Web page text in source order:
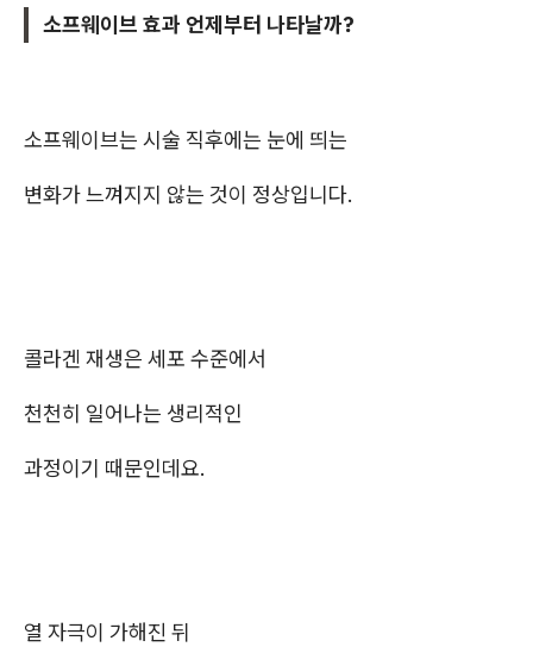
소프웨이브 효과 언제부터 나타날까?
소프웨이브는 시술 직후에는 눈에 띄는
변화가 느껴지지 않는 것이 정상입니다.
콜라겐 재생은 세포 수준에서
천천히 일어나는 생리적인
과정이기 때문인데요.
열 자극이 가해진 뒤